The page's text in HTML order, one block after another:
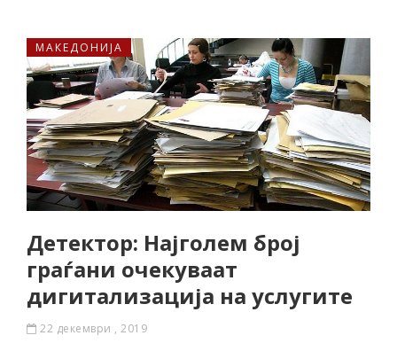
МАКЕДОНИЈА
Детектор: Најголем број
граѓани очекуваат
дигитализација на услугите
22 декември , 2019